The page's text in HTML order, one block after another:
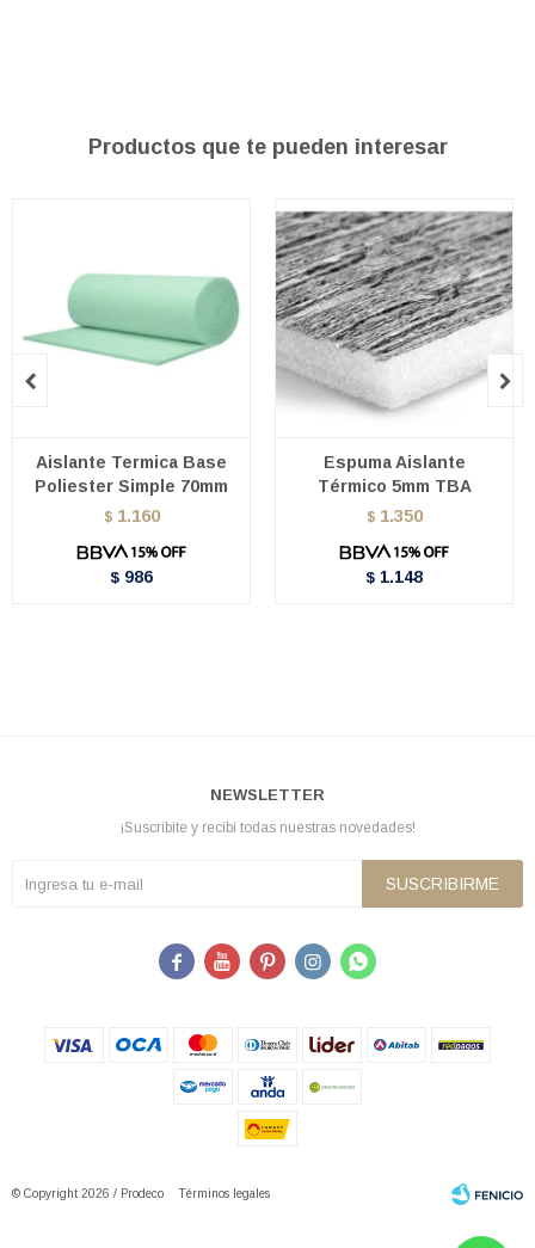
Productos que te pueden interesar
Aislante Termica Base
Poliester Simple 70mm
$ 1.160
$ 986
Espuma Aislante
Térmico 5mm TBA
$ 1.350
$ 1.148
 
NEWSLETTER
¡Suscribite y recibí todas nuestras novedades!
SUSCRIBIRME
    
© Copyright 2026 / Prodeco Términos legales